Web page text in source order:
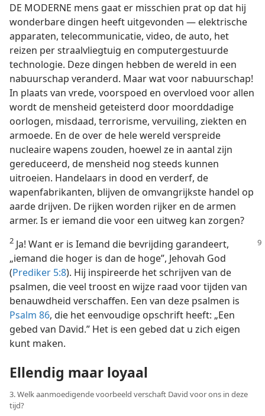
DE MODERNE mens gaat er misschien prat op dat hij
wonderbare dingen heeft uitgevonden — elektrische
apparaten, telecommunicatie, video, de auto, het
reizen per straalvliegtuig en computergestuurde
technologie. Deze dingen hebben de wereld in een
nabuurschap veranderd. Maar wat voor nabuurschap!
In plaats van vrede, voorspoed en overvloed voor allen
wordt de mensheid geteisterd door moorddadige
oorlogen, misdaad, terrorisme, vervuiling, ziekten en
armoede. En de over de hele wereld verspreide
nucleaire wapens zouden, hoewel ze in aantal zijn
gereduceerd, de mensheid nog steeds kunnen
uitroeien. Handelaars in dood en verderf, de
wapenfabrikanten, blijven de omvangrijkste handel op
aarde drijven. De rijken worden rijker en de armen
armer. Is er iemand die voor een uitweg kan zorgen?
2 Ja! Want er is Iemand die bevrijding garandeert,
„iemand die hoger is dan de hoge”, Jehovah God
(Prediker 5:8). Hij inspireerde het schrijven van de
psalmen, die veel troost en wijze raad voor tijden van
benauwdheid verschaffen. Een van deze psalmen is
Psalm 86, die het eenvoudige opschrift heeft: „Een
gebed van David.” Het is een gebed dat u zich eigen
kunt maken.
Ellendig maar loyaal
3. Welk aanmoedigende voorbeeld verschaft David voor ons in deze
tijd?